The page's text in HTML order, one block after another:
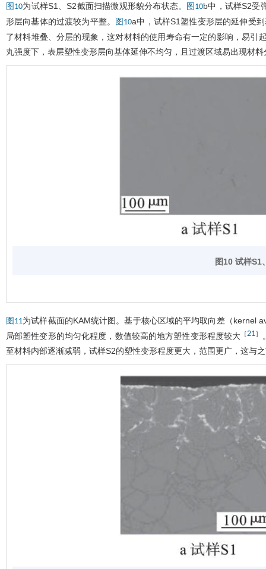
图10为试样S1、S2截面扫描微观形貌分布状态。 图10b中，试样S2受
形层向基体的过渡较为平整。
图10a中，试样S1塑性变形层的延伸受
了材料堆叠、分层的现象，这对材料的使用寿命有一定的影响，易引
丸强度下，表层塑性变形层向基体延伸不均匀，且过渡区域易出现材
图10 试样S1
图11为试样截面的KAM统计图。基于核心区域的平均取向差（kernel
局部塑性变形的均匀化程度，数值较高的地方塑性变形程度较大 ［21］
至材料内部逐渐减弱，试样S2的塑性变形程度更大，范围更广，这与